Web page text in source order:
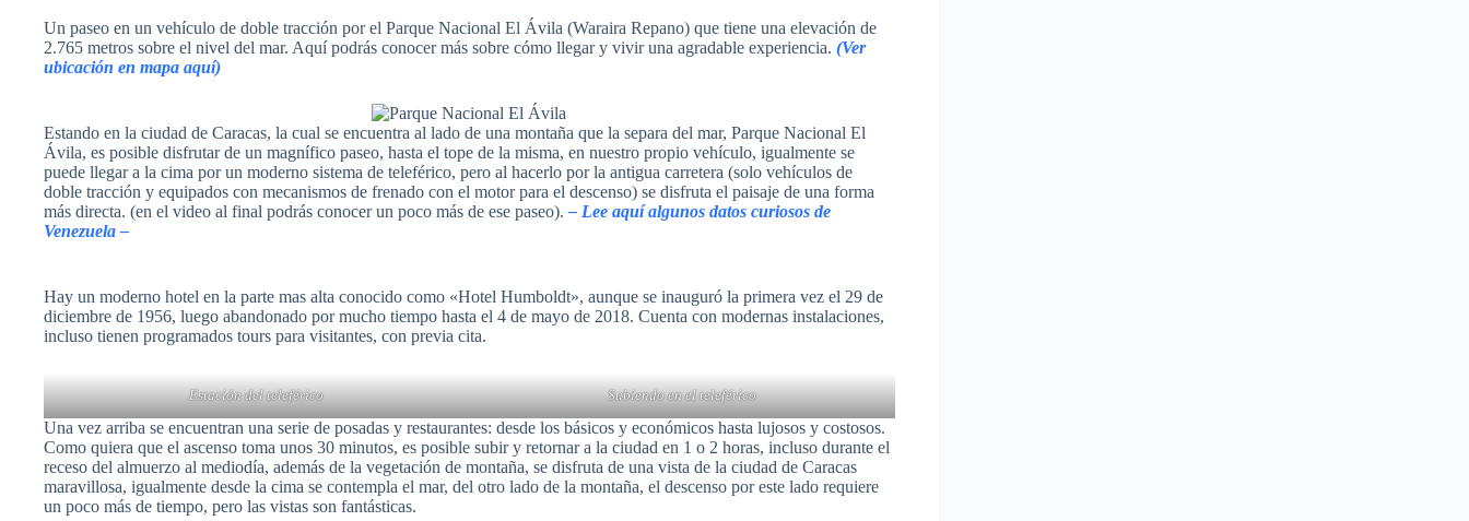
Un paseo en un vehículo de doble tracción por el Parque Nacional El Ávila (Waraira Repano) que tiene una elevación de
2.765 metros sobre el nivel del mar. Aquí podrás conocer más sobre cómo llegar y vivir una agradable experiencia. (Ver
ubicación en mapa aquí)
Estando en la ciudad de Caracas, la cual se encuentra al lado de una montaña que la separa del mar, Parque Nacional El
Ávila, es posible disfrutar de un magnífico paseo, hasta el tope de la misma, en nuestro propio vehículo, igualmente se
puede llegar a la cima por un moderno sistema de teleférico, pero al hacerlo por la antigua carretera (solo vehículos de
doble tracción y equipados con mecanismos de frenado con el motor para el descenso) se disfruta el paisaje de una forma
más directa. (en el video al final podrás conocer un poco más de ese paseo).– Lee aquí algunos datos curiosos de
Venezuela –
Hay un moderno hotel en la parte mas alta conocido como «Hotel Humboldt», aunque se inauguró la primera vez el 29 de
diciembre de 1956, luego abandonado por mucho tiempo hasta el 4 de mayo de 2018. Cuenta con modernas instalaciones,
incluso tienen programados tours para visitantes, con previa cita.
Estación del teleférico Subiendo en el teleférico
Una vez arriba se encuentran una serie de posadas y restaurantes: desde los básicos y económicos hasta lujosos y costosos.
Como quiera que el ascenso toma unos 30 minutos, es posible subir y retornar a la ciudad en 1 o 2 horas, incluso durante el
receso del almuerzo al mediodía, además de la vegetación de montaña, se disfruta de una vista de la ciudad de Caracas
maravillosa, igualmente desde la cima se contempla el mar, del otro lado de la montaña, el descenso por este lado requiere
un poco más de tiempo, pero las vistas son fantásticas.